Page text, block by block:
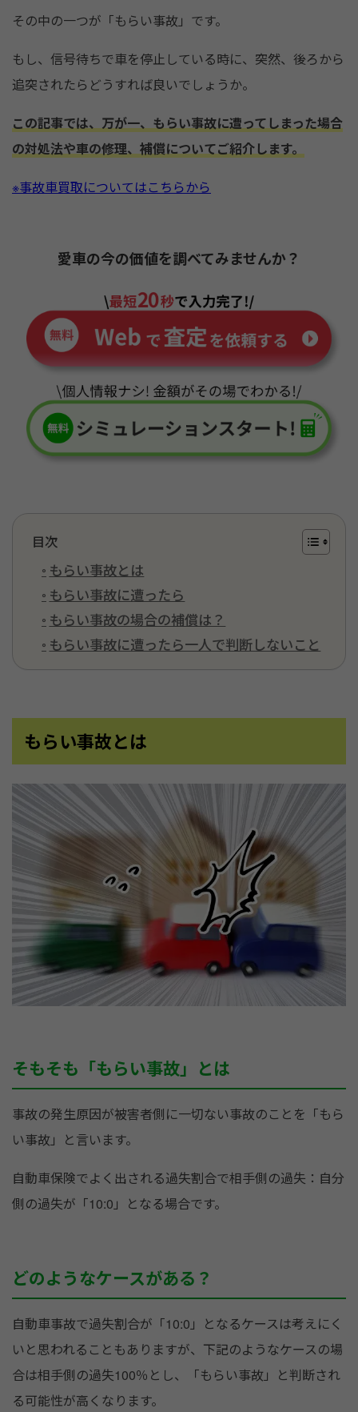
その中の一つが「もらい事故」です。
もし、信号待ちで車を停止している時に、突然、後ろから
追突されたらどうすれば良いでしょうか。
この記事では、万が一、もらい事故に遭ってしまった場合
の対処法や車の修理、補償についてご紹介します。
※事故車買取についてはこちらから
愛車の今の価値を調べてみませんか？
目次
もらい事故とは
もらい事故に遭ったら
もらい事故の場合の補償は？
もらい事故に遭ったら一人で判断しないこと
もらい事故とは
そもそも「もらい事故」とは
事故の発生原因が被害者側に一切ない事故のことを「もら
い事故」と言います。
自動車保険でよく出される過失割合で相手側の過失：自分
側の過失が「10:0」となる場合です。
どのようなケースがある？
自動車事故で過失割合が「10:0」となるケースは考えにく
いと思われることもありますが、下記のようなケースの場
合は相手側の過失100％とし、「もらい事故」と判断され
る可能性が高くなります。